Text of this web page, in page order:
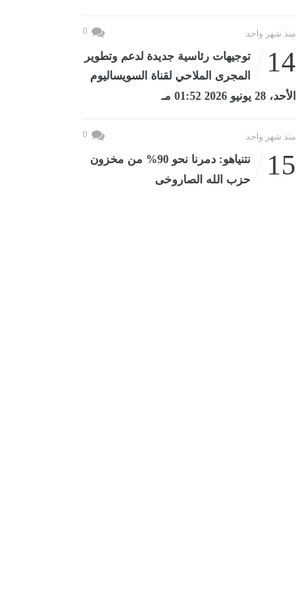
منذ شهر واحد 0
14
توجيهات رئاسية جديدة لدعم وتطوير
المجرى الملاحي لقناة السويساليوم
الأحد، 28 يونيو 2026 01:52 مـ
منذ شهر واحد 0
15
نتنياهو: دمرنا نحو 90% من مخزون
حزب الله الصاروخى